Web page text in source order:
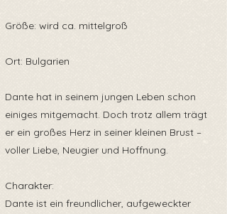
Größe: wird ca. mittelgroß
Ort: Bulgarien
Dante hat in seinem jungen Leben schon
einiges mitgemacht. Doch trotz allem trägt
er ein großes Herz in seiner kleinen Brust –
voller Liebe, Neugier und Hoffnung.
Charakter:
Dante ist ein freundlicher, aufgeweckter